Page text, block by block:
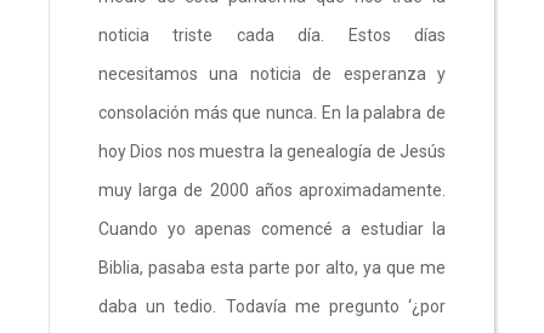
noticia triste cada día. Estos días
necesitamos una noticia de esperanza y
consolación más que nunca. En la palabra de
hoy Dios nos muestra la genealogía de Jesús
muy larga de 2000 años aproximadamente.
Cuando yo apenas comencé a estudiar la
Biblia, pasaba esta parte por alto, ya que me
daba un tedio. Todavía me pregunto ‘¿por